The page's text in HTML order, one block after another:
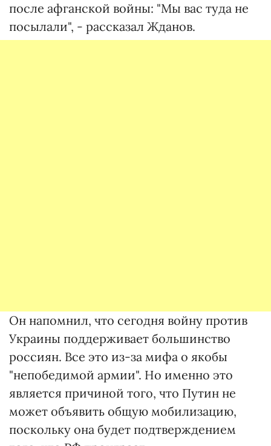
после афганской войны: "Мы вас туда не
посылали", - рассказал Жданов.
Он напомнил, что сегодня войну против
Украины поддерживает большинство
россиян. Все это из-за мифа о якобы
"непобедимой армии". Но именно это
является причиной того, что Путин не
может объявить общую мобилизацию,
поскольку она будет подтверждением